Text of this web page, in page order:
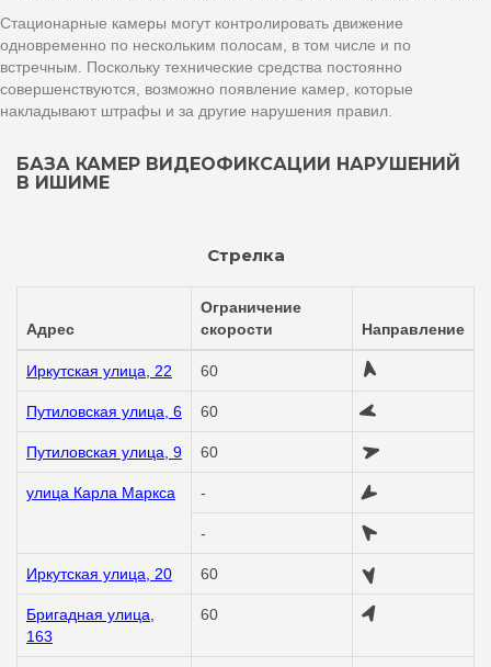
Стационарные камеры могут контролировать движение
одновременно по нескольким полосам, в том числе и по
встречным. Поскольку технические средства постоянно
совершенствуются, возможно появление камер, которые
накладывают штрафы и за другие нарушения правил.
БАЗА КАМЕР ВИДЕОФИКСАЦИИ НАРУШЕНИЙ
В ИШИМЕ
Стрелка
Адрес
Ограничение
скорости
Направление
Иркутская улица, 22 60
Путиловская улица, 6 60
Путиловская улица, 9 60
улица Карла Маркса -
-
Иркутская улица, 20 60
Бригадная улица,
163
60